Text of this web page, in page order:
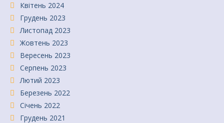
Квітень 2024
Грудень 2023
Листопад 2023
Жовтень 2023
Вересень 2023
Серпень 2023
Лютий 2023
Березень 2022
Січень 2022
Грудень 2021